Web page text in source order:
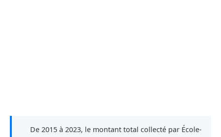
De 2015 à 2023, le montant total collecté par École-